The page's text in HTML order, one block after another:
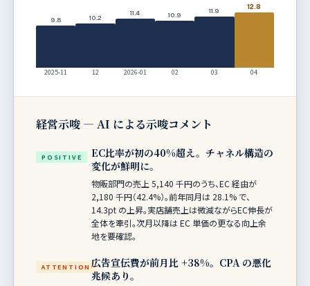
9.8
2025-11
10.2
12
11.4
2026-01
10.9
02
11.9
03
12.8
04
経営示唆 — AI による示唆コメント
POSITIVE
EC比率が初の40%超え。チャネル構造の
変化が鮮明に。
物販部門の売上 5,140 千円のうち、EC 経由が
2,180 千円（42.4%）。前年同月は 28.1% で、
14.3pt の上昇。実店舗売上は微減ながらEC伸長が
全体を牽引。次月以降は EC 単価の更なる向上余
地を要確認。
ATTENTION 広告宣伝費が前月比 +38%。CPA の悪化
兆候あり。